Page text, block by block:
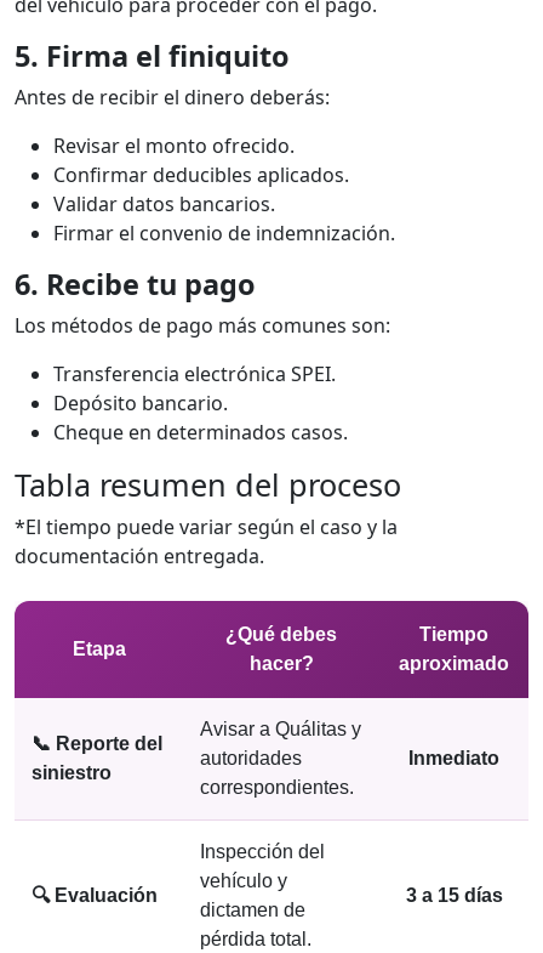
5. Firma el finiquito
Antes de recibir el dinero deberás:
Revisar el monto ofrecido.
Confirmar deducibles aplicados.
Validar datos bancarios.
Firmar el convenio de indemnización.
6. Recibe tu pago
Los métodos de pago más comunes son:
Transferencia electrónica SPEI.
Depósito bancario.
Cheque en determinados casos.
Tabla resumen del proceso
*El tiempo puede variar según el caso y la
documentación entregada.
Etapa
¿Qué debes
hacer?
Tiempo
aproximado
📞 Reporte del
siniestro
Avisar a Quálitas y
autoridades
correspondientes.
Inmediato
🔍 Evaluación
Inspección del
vehículo y
dictamen de
pérdida total.
3 a 15 días